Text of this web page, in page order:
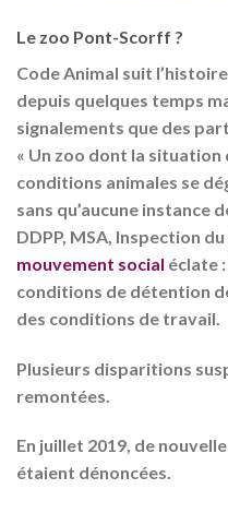
Le zoo Pont-Scorff ?
Code Animal suit
depuis quelques temps
signalements que des
« Un zoo dont la situation
conditions animales se
sans qu’aucune instance
DDPP, MSA, Inspection
mouvement social éclate
conditions de détention
des conditions de travail.
Plusieurs disparitions
remontées.
En juillet 2019, de
étaient dénoncées.